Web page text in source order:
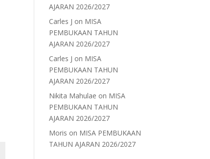
AJARAN 2026/2027
Carles J on MISA
PEMBUKAAN TAHUN
AJARAN 2026/2027
Carles J on MISA
PEMBUKAAN TAHUN
AJARAN 2026/2027
Nikita Mahulae on MISA
PEMBUKAAN TAHUN
AJARAN 2026/2027
Moris on MISA PEMBUKAAN
TAHUN AJARAN 2026/2027